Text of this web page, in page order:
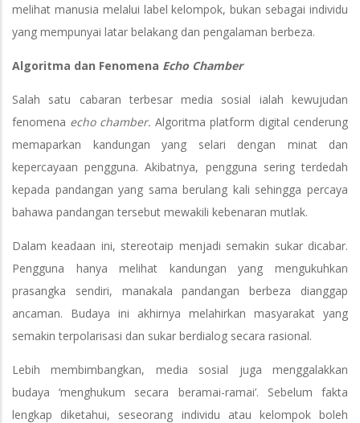
melihat manusia melalui label kelompok, bukan sebagai individu
yang mempunyai latar belakang dan pengalaman berbeza.
Algoritma dan Fenomena Echo Chamber
Salah satu cabaran terbesar media sosial ialah kewujudan
fenomena echo chamber. Algoritma platform digital cenderung
memaparkan kandungan yang selari dengan minat dan
kepercayaan pengguna. Akibatnya, pengguna sering terdedah
kepada pandangan yang sama berulang kali sehingga percaya
bahawa pandangan tersebut mewakili kebenaran mutlak.
Dalam keadaan ini, stereotaip menjadi semakin sukar dicabar.
Pengguna hanya melihat kandungan yang mengukuhkan
prasangka sendiri, manakala pandangan berbeza dianggap
ancaman. Budaya ini akhirnya melahirkan masyarakat yang
semakin terpolarisasi dan sukar berdialog secara rasional.
Lebih membimbangkan, media sosial juga menggalakkan
budaya ‘menghukum secara beramai-ramai’. Sebelum fakta
lengkap diketahui, seseorang individu atau kelompok boleh